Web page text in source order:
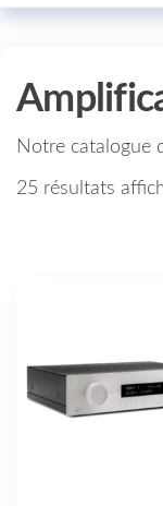
Notre catalogue
25 résultats